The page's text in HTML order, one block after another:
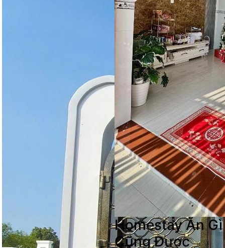
Homestay Ăn Gì
Cũng Được